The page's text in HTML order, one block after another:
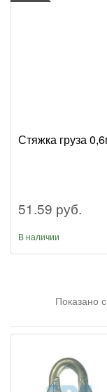
Стяжка груза
51.59 руб.
В наличии
Показано